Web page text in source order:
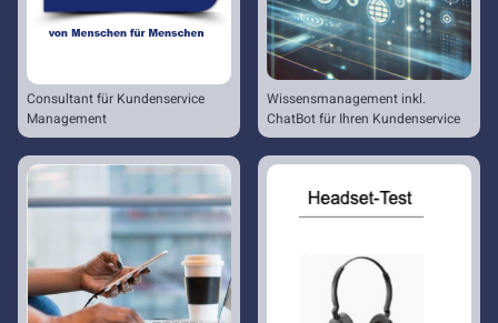
Consultant für Kundenservice
Management
Wissensmanagement inkl.
ChatBot für Ihren Kundenservice